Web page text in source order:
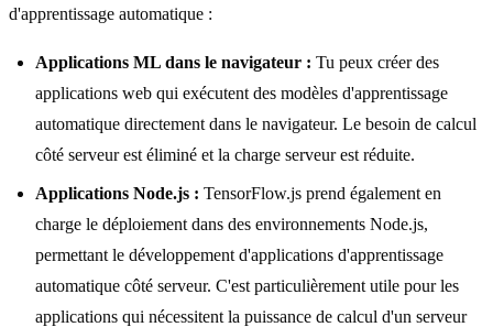
d'apprentissage automatique :
Applications ML dans le navigateur : Tu peux créer des
applications web qui exécutent des modèles d'apprentissage
automatique directement dans le navigateur. Le besoin de calcul
côté serveur est éliminé et la charge serveur est réduite.
Applications Node.js : TensorFlow.js prend également en
charge le déploiement dans des environnements Node.js,
permettant le développement d'applications d'apprentissage
automatique côté serveur. C'est particulièrement utile pour les
applications qui nécessitent la puissance de calcul d'un serveur